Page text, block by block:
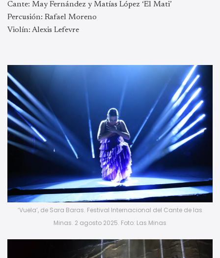
Cante: May Fernández y Matías López ‘El Mati’
Percusión: Rafael Moreno
Violín: Alexis Lefevre
‘Vuela’, de Sara Baras. Festival Internacional del Cante de las
Minas. 2 agosto 2025. Foto: Las Minas